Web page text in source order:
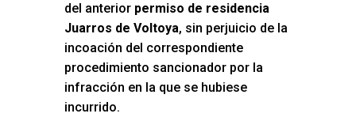
del anterior permiso de residencia
Juarros de Voltoya, sin perjuicio de la
incoación del correspondiente
procedimiento sancionador por la
infracción en la que se hubiese
incurrido.